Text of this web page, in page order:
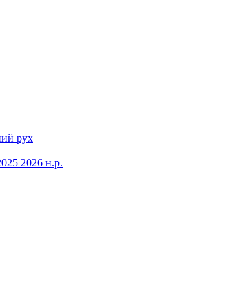
рух
2026 н.р.